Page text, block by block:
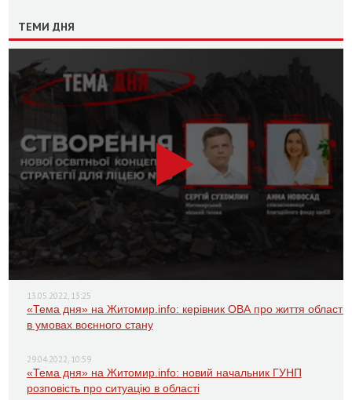
ТЕМИ ДНЯ
13.05.2022, 13:25
«Тема дня» на Житомир.info: керівник ОВА про життя області
в умовах воєнного стану
29.04.2022, 10:59
«Тема дня» на Житомир.info: новий начальник ГУНП
розповість про ситуацію в області